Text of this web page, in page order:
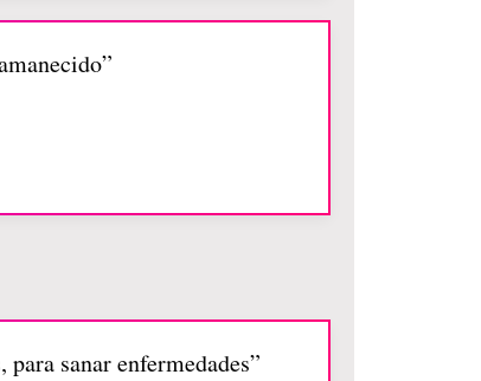
sanar enfermedades”